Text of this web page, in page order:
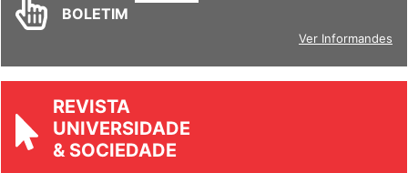
BOLETIM
Ver Informandes
REVISTA
UNIVERSIDADE
& SOCIEDADE